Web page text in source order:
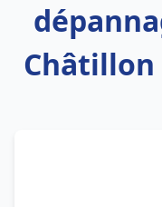
Châtillon